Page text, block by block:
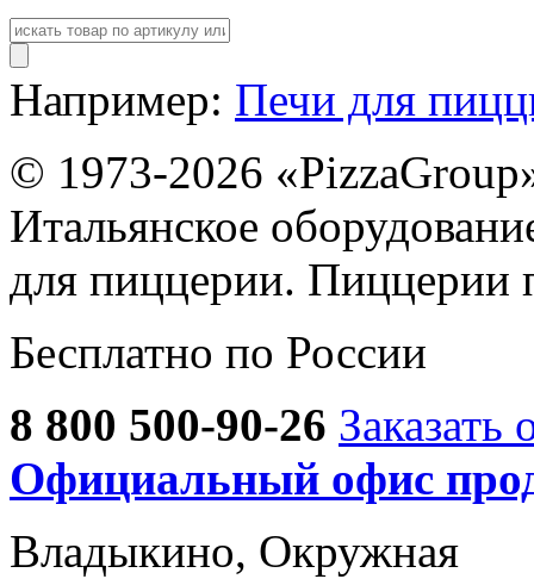
Например: Печи для
© 1973-2026
Итальянское
для пиццерии. Пиццерии
Бесплатно по России
8 800 500-90-26 Заказать
Официальный офис
Владыкино, Окружная